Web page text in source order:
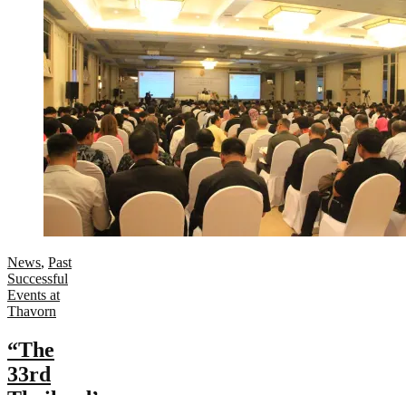
News, Past
Successful
Events at
Thavorn
“The
33rd